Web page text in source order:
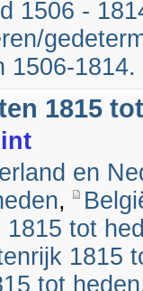
1506 -
1506-1814.
1815
en
,
1815 tot
1815
tot heden